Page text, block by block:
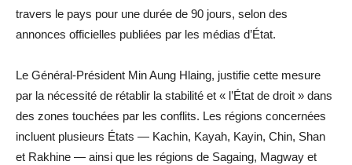
travers le pays pour une durée de 90 jours, selon des
annonces officielles publiées par les médias d’État.
Le Général-Président Min Aung Hlaing, justifie cette mesure
par la nécessité de rétablir la stabilité et « l’État de droit » dans
des zones touchées par les conflits. Les régions concernées
incluent plusieurs États — Kachin, Kayah, Kayin, Chin, Shan
et Rakhine — ainsi que les régions de Sagaing, Magway et